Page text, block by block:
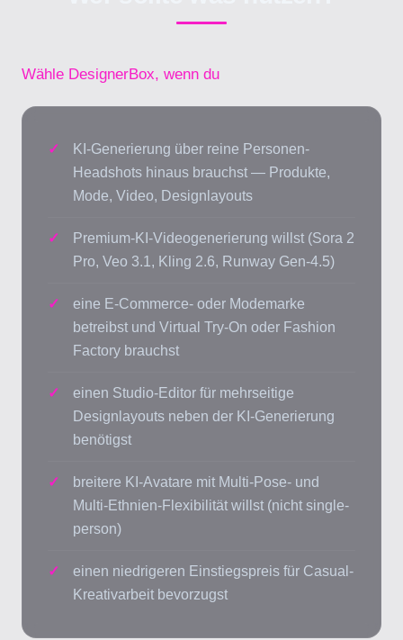
Wähle DesignerBox, wenn du
KI-Generierung über reine Personen-
Headshots hinaus brauchst — Produkte,
Mode, Video, Designlayouts
Premium-KI-Videogenerierung willst (Sora 2
Pro, Veo 3.1, Kling 2.6, Runway Gen-4.5)
eine E-Commerce- oder Modemarke
betreibst und Virtual Try-On oder Fashion
Factory brauchst
einen Studio-Editor für mehrseitige
Designlayouts neben der KI-Generierung
benötigst
breitere KI-Avatare mit Multi-Pose- und
Multi-Ethnien-Flexibilität willst (nicht single-
person)
einen niedrigeren Einstiegspreis für Casual-
Kreativarbeit bevorzugst